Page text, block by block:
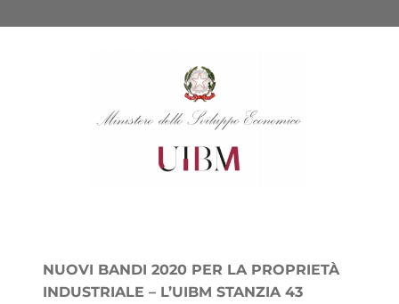
NUOVI BANDI 2020 PER LA PROPRIETÀ
INDUSTRIALE – L’UIBM STANZIA 43